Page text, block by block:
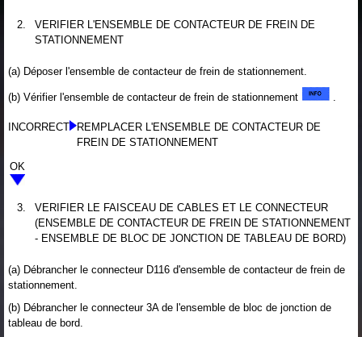
2.
VERIFIER L'ENSEMBLE DE CONTACTEUR DE FREIN DE
STATIONNEMENT
(a) Déposer l'ensemble de contacteur de frein de stationnement.
(b) Vérifier l'ensemble de contacteur de frein de stationnement
INCORRECT
REMPLACER L'ENSEMBLE DE CONTACTEUR DE
FREIN DE STATIONNEMENT
OK
3.
VERIFIER LE FAISCEAU DE CABLES ET LE CONNECTEUR
(ENSEMBLE DE CONTACTEUR DE FREIN DE STATIONNEMENT
- ENSEMBLE DE BLOC DE JONCTION DE TABLEAU DE BORD)
(a) Débrancher le connecteur D116 d'ensemble de contacteur de frein de
stationnement.
(b) Débrancher le connecteur 3A de l'ensemble de bloc de jonction de
tableau de bord.